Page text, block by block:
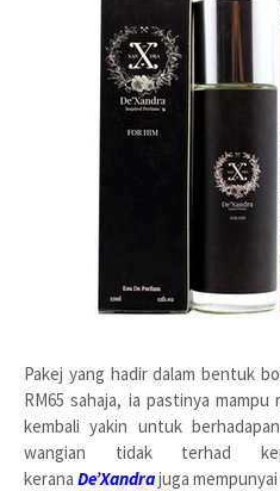
Pakej yang hadir dalam bentuk
RM65 sahaja, ia pastinya
kembali yakin untuk
wangian tidak terhad
kerana De’Xandrajuga